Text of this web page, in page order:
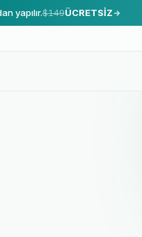
yapılır.$149ÜCRETSİZ